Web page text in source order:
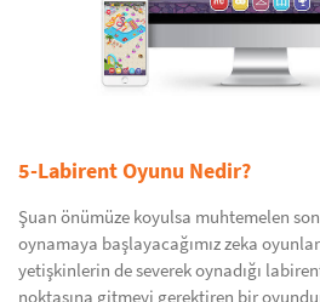
5-Labirent Oyunu Nedir?
Şuan önümüze koyulsa muhtemelen
oynamaya başlayacağımız zeka
yetişkinlerin de severek oynadığı
noktasına gitmeyi gerektiren bir